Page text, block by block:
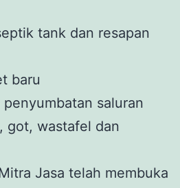
tank dan resapan
baru
saluran
got, wastafel dan
Jasa telah membuka